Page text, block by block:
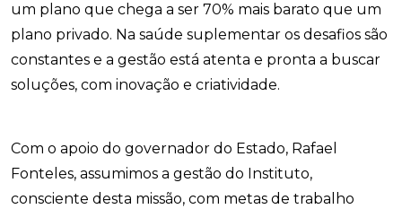
um plano que chega a ser 70% mais barato que um
plano privado. Na saúde suplementar os desafios são
constantes e a gestão está atenta e pronta a buscar
soluções, com inovação e criatividade.
Com o apoio do governador do Estado, Rafael
Fonteles, assumimos a gestão do Instituto,
consciente desta missão, com metas de trabalho